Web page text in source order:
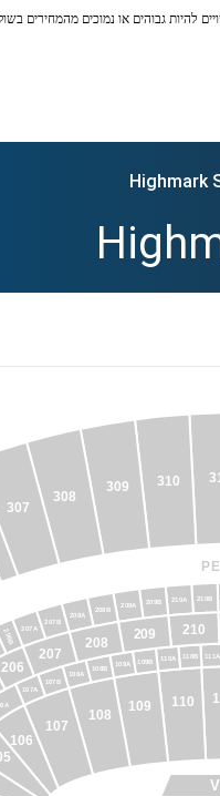
להיות גבוהים או נמוכים מהמחירים
106
107
108
109 110
107A
107B
108A
108B
109A 109B 110A 110B 111A
206
207
208
209 210
206B 207A
207B
208A
208B
209A 209B 210A 210B
307
308
309 310